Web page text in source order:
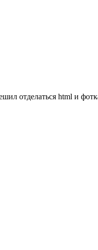
отделаться html и